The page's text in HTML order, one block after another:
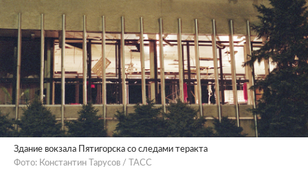
Здание вокзала Пятигорска со следами теракта
Фото: Константин Тарусов / ТАСС